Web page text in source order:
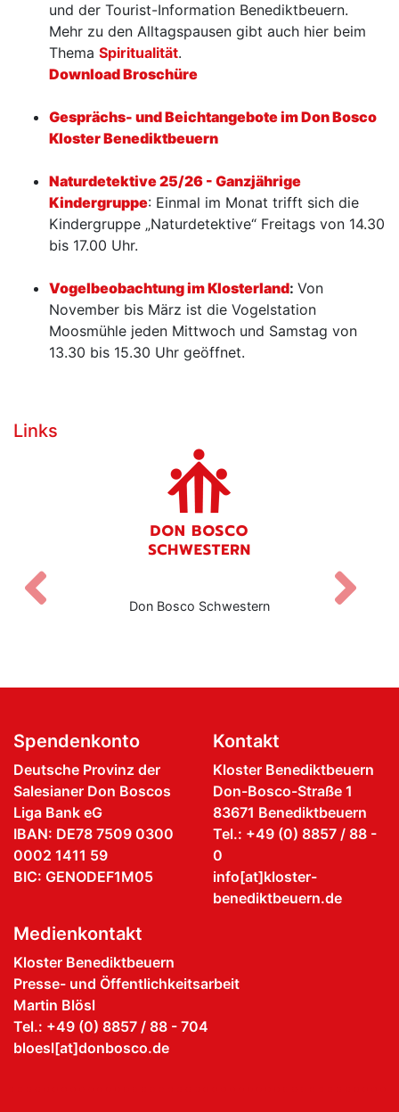
und der Tourist-Information Benediktbeuern.
Mehr zu den Alltagspausen gibt auch hier beim
Thema Spiritualität.
Download Broschüre
Gesprächs- und Beichtangebote im Don Bosco
Kloster Benediktbeuern
Naturdetektive 25/26 - Ganzjährige
Kindergruppe: Einmal im Monat trifft sich die
Kindergruppe „Naturdetektive“ Freitags von 14.30
bis 17.00 Uhr.
Vogelbeobachtung im Klosterland: Von
November bis März ist die Vogelstation
Moosmühle jeden Mittwoch und Samstag von
13.30 bis 15.30 Uhr geöffnet.
Links
Don Bosco Schwestern
Zurück
Spendenkonto
Deutsche Provinz der
Salesianer Don Boscos
Liga Bank eG
IBAN: DE78 7509 0300
0002 1411 59
BIC: GENODEF1M05
Kontakt
Kloster Benediktbeuern
Don-Bosco-Straße 1
83671 Benediktbeuern
Tel.: +49 (0) 8857 / 88 -
0
info[at]kloster-
benediktbeuern.de
Medienkontakt
Kloster Benediktbeuern
Presse- und Öffentlichkeitsarbeit
Martin Blösl
Tel.: +49 (0) 8857 / 88 - 704
bloesl[at]donbosco.de